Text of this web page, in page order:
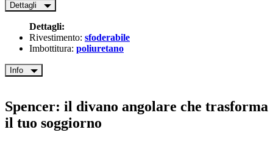
Dettagli
Dettagli:
Rivestimento: sfoderabile
Imbottitura: poliuretano
Info
Spencer: il divano angolare che trasforma
il tuo soggiorno